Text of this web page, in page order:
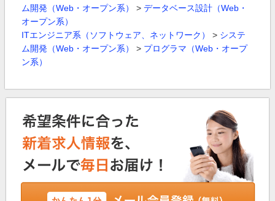
ム開発（Web・オープン系）
> データベース設計（Web・
オープン系）
ITエンジニア系（ソフトウェア、ネットワーク）
> システ
ム開発（Web・オープン系）
> プログラマ（Web・オープ
ン系）